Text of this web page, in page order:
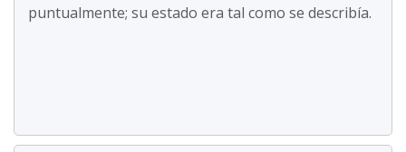
puntualmente; su estado era tal como se describía.